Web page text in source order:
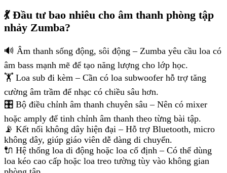
💃 Đầu tư bao nhiêu cho âm thanh phòng tập
nhảy Zumba?
🔊 Âm thanh sống động, sôi động – Zumba yêu cầu loa có
âm bass mạnh mẽ để tạo năng lượng cho lớp học.
🏋️ Loa sub đi kèm – Cần có loa subwoofer hỗ trợ tăng
cường âm trầm để nhạc có chiều sâu hơn.
🎛 Bộ điều chỉnh âm thanh chuyên sâu – Nên có mixer
hoặc amply để tinh chỉnh âm thanh theo từng bài tập.
📡 Kết nối không dây hiện đại – Hỗ trợ Bluetooth, micro
không dây, giúp giáo viên dễ dàng di chuyển.
🔌 Hệ thống loa di động hoặc loa cố định – Có thể dùng
loa kéo cao cấp hoặc loa treo tường tùy vào không gian